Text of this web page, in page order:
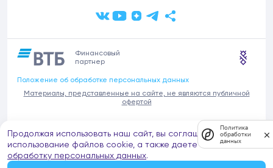
Финансовый
партнер
Положение об обработке персональных данных
Материалы, представленные на сайте, не являются публичной
офертой
В связи с участившимися случаями предложений частных услуг от
имени компании Донстрой (проведения ремонтов, продажи
отделочных материалов и т.п.), обращаем внимание на то, что
компания Донстрой не оказывает таких услуг, не имеет
представительств такого профиля и не обращается к частным
Продолжая использовать наш сайт, вы соглашаетесь на
использование файлов cookie, а также даете согласие на
обработку персональных данных.
Политика
обработки
данных